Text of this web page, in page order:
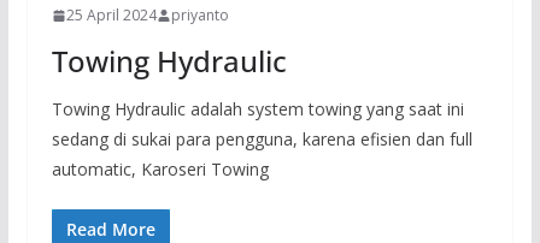
25 April 2024 priyanto
Towing Hydraulic
Towing Hydraulic adalah system towing yang saat ini
sedang di sukai para pengguna, karena efisien dan full
automatic, Karoseri Towing
Read More